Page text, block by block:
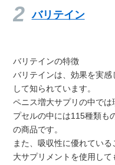
バリテイン
バリテインの特徴
バリテインは、効果を実
して知られています。
ペニス増大サプリの中で
プセルの中には115種類も
の商品です。
また、吸収性に優れてい
大サプリメントを使用し